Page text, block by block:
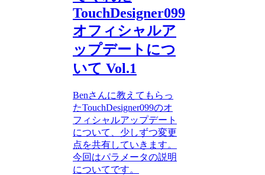
TouchDesigner099
オフィシャルア
ップデートにつ
いて Vol.1
Benさんに教えてもらっ
たTouchDesigner099のオ
フィシャルアップデート
について、少しずつ変更
点を共有していきます。
今回はパラメータの説明
についてです。